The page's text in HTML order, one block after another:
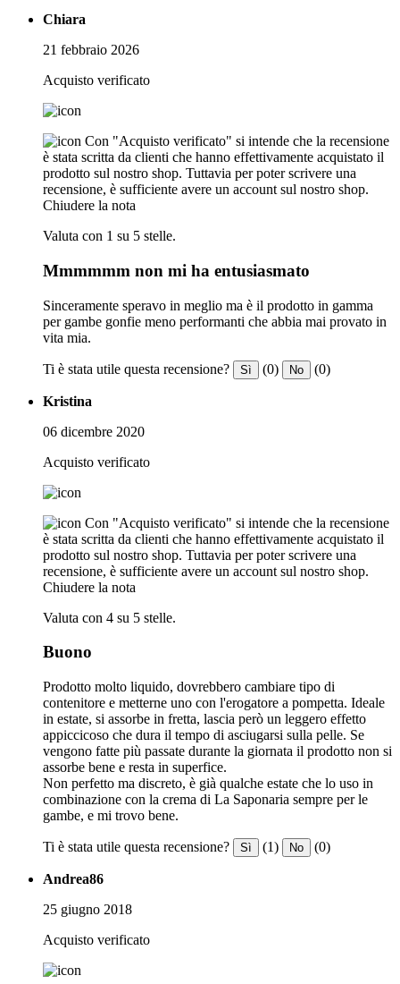
Chiara
21 febbraio 2026
Acquisto verificato
Con "Acquisto verificato" si intende che la recensione
è stata scritta da clienti che hanno effettivamente acquistato il
prodotto sul nostro shop. Tuttavia per poter scrivere una
recensione, è sufficiente avere un account sul nostro shop.
Chiudere la nota
Valuta con 1 su 5 stelle.
Mmmmmm non mi ha entusiasmato
Sinceramente speravo in meglio ma è il prodotto in gamma
per gambe gonfie meno performanti che abbia mai provato in
vita mia.
Ti è stata utile questa recensione? Sì (0) No (0)
Kristina
06 dicembre 2020
Acquisto verificato
Con "Acquisto verificato" si intende che la recensione
è stata scritta da clienti che hanno effettivamente acquistato il
prodotto sul nostro shop. Tuttavia per poter scrivere una
recensione, è sufficiente avere un account sul nostro shop.
Chiudere la nota
Valuta con 4 su 5 stelle.
Buono
Prodotto molto liquido, dovrebbero cambiare tipo di
contenitore e metterne uno con l'erogatore a pompetta. Ideale
in estate, si assorbe in fretta, lascia però un leggero effetto
appiccicoso che dura il tempo di asciugarsi sulla pelle. Se
vengono fatte più passate durante la giornata il prodotto non si
assorbe bene e resta in superfice.
Non perfetto ma discreto, è già qualche estate che lo uso in
combinazione con la crema di La Saponaria sempre per le
gambe, e mi trovo bene.
Ti è stata utile questa recensione? Sì (1) No (0)
Andrea86
25 giugno 2018
Acquisto verificato